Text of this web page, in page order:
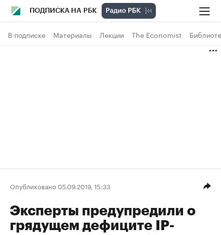
ПОДПИСКА НА РБК
В подписке Материалы Лекции The Economist
Опубликовано 05.09.2019, 15:33
Эксперты предупредили о
грядущем дефиците IP-